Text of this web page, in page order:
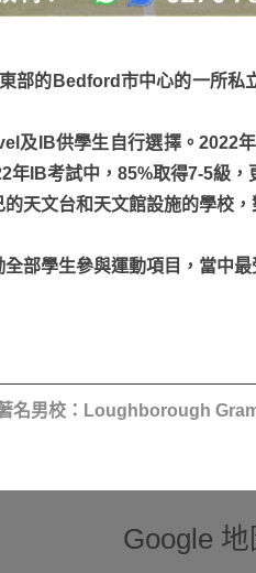
部的Bedford市中心的一所私
及IB供學生自行選擇。2022
年IB考試中，85%取得7-5級
天文台和天文館設施的學校
部學生參與運動項目，當中
名男校：Loughborough
Google 地